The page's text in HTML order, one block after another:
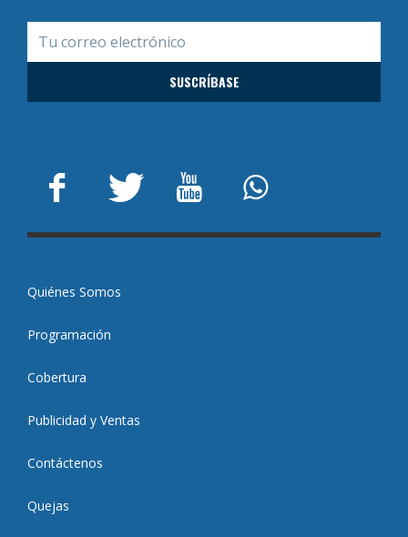
Quiénes Somos
Programación
Cobertura
Publicidad y Ventas
Contáctenos
Quejas